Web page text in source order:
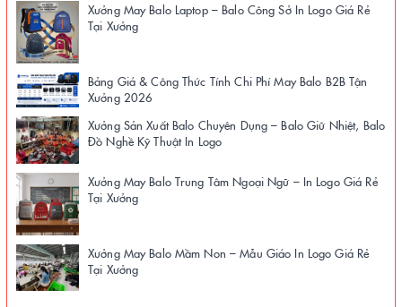
Xưởng May Balo Laptop – Balo Công Sở In Logo Giá Rẻ
Tại Xưởng
Bảng Giá & Công Thức Tính Chi Phí May Balo B2B Tận
Xưởng 2026
Xưởng Sản Xuất Balo Chuyên Dụng – Balo Giữ Nhiệt, Balo
Đồ Nghề Kỹ Thuật In Logo
Xưởng May Balo Trung Tâm Ngoại Ngữ – In Logo Giá Rẻ
Tại Xưởng
Xưởng May Balo Mầm Non – Mẫu Giáo In Logo Giá Rẻ
Tại Xưởng